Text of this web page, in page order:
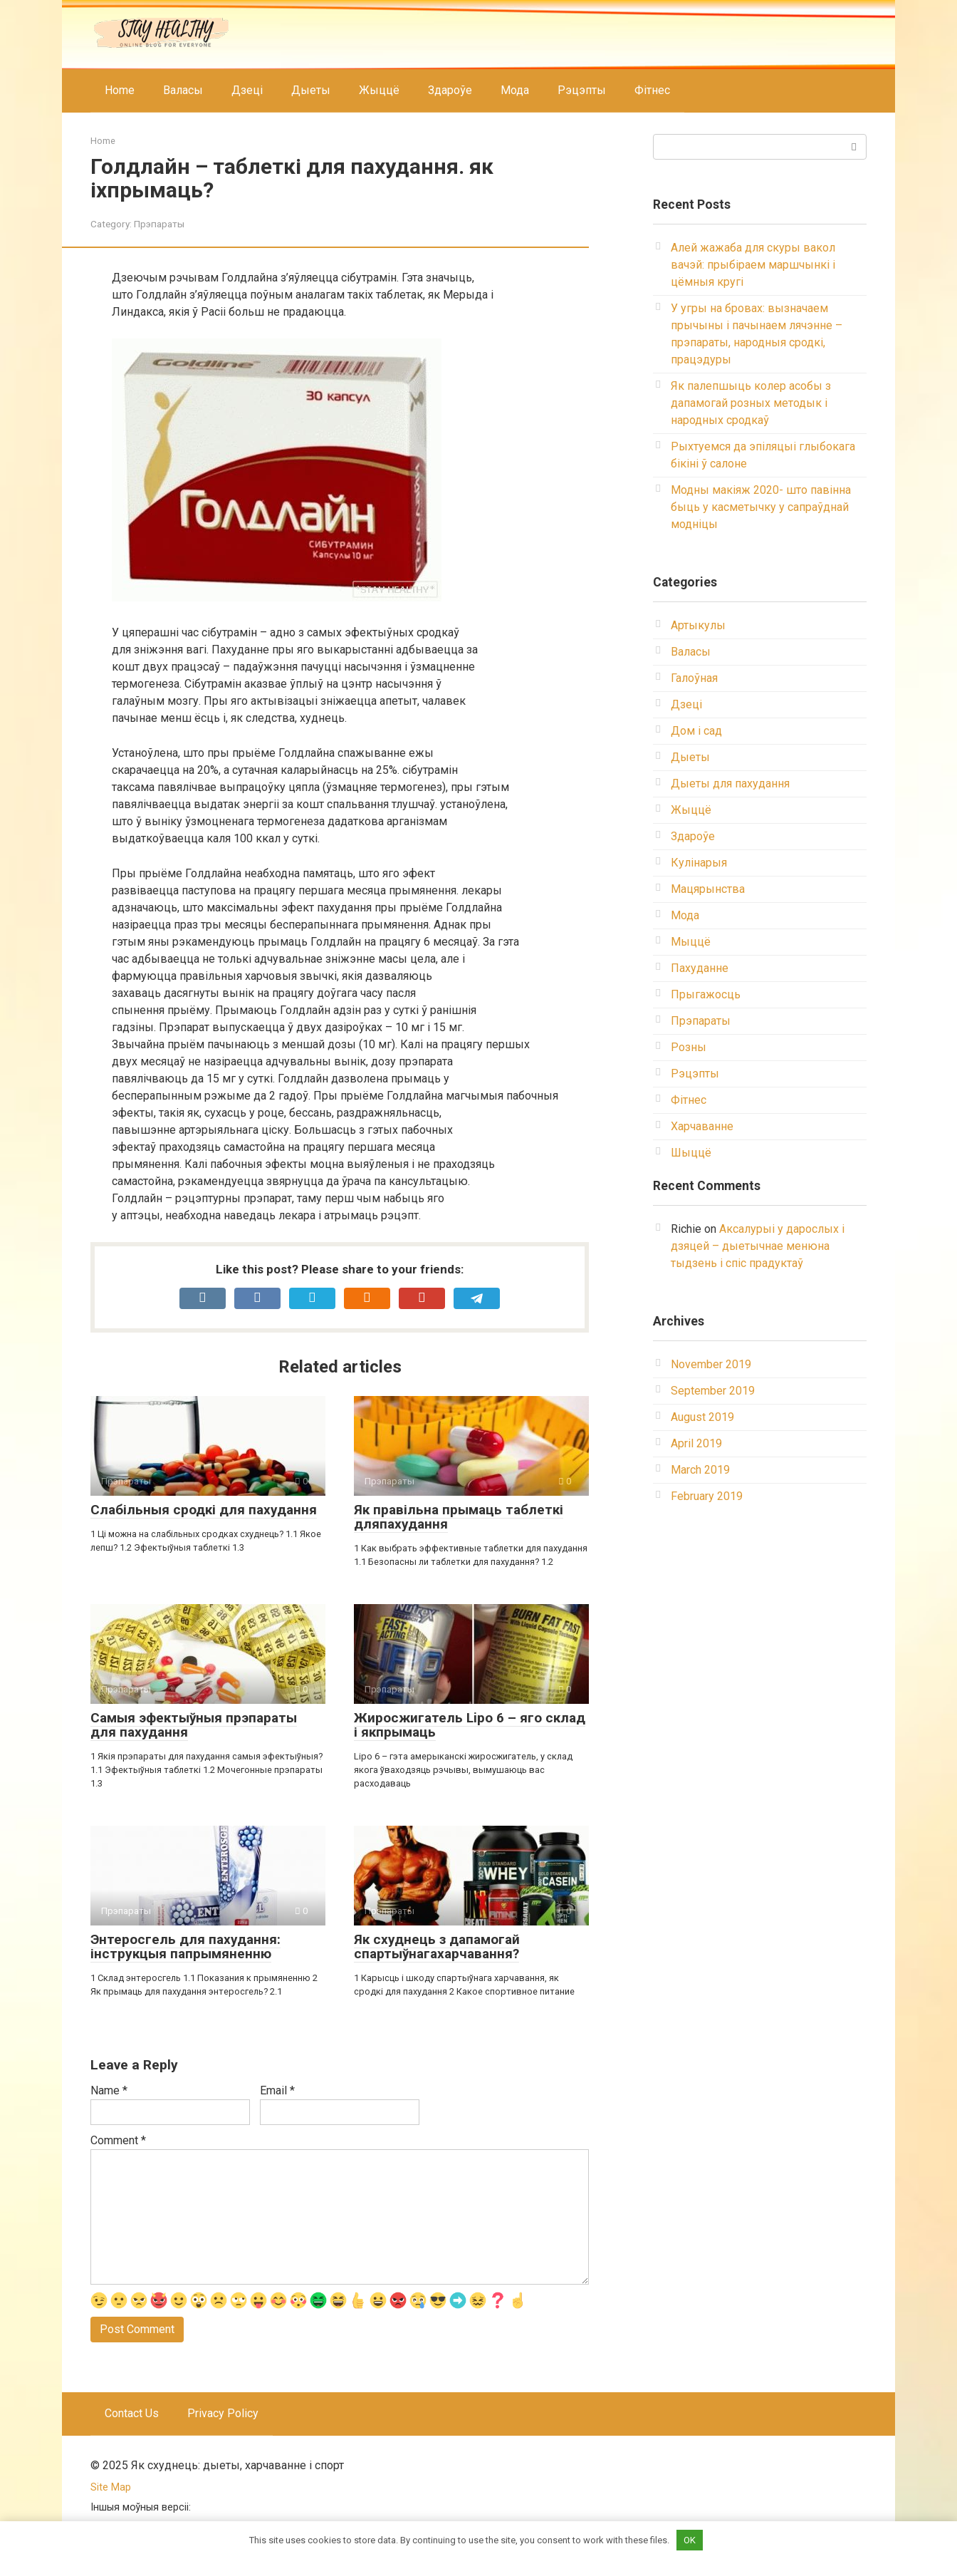
Home Валасы Дзеці Дыеты Жыццё Здароўе Мода Рэцэпты Фітнес
Home
Голдлайн – таблеткі для пахудання. як
іхпрымаць?
Category: Прэпараты
Дзеючым рэчывам Голдлайна з’яўляецца сібутрамін. Гэта значыць,
што Голдлайн з’яўляецца поўным аналагам такіх таблетак, як Мерыда і
Линдакса, якія ў Расіі больш не прадаюцца.
У цяперашні час сібутрамін – адно з самых эфектыўных сродкаў
для зніжэння вагі. Пахуданне пры яго выкарыстанні адбываецца за
кошт двух працэсаў – падаўжэння пачуцці насычэння і ўзмацненне
термогенеза. Сібутрамін аказвае ўплыў на цэнтр насычэння ў
галаўным мозгу. Пры яго актывізацыі зніжаецца апетыт, чалавек
пачынае менш ёсць і, як следства, худнець.
Устаноўлена, што пры прыёме Голдлайна спажыванне ежы
скарачаецца на 20%, а сутачная каларыйнасць на 25%. сібутрамін
таксама павялічвае выпрацоўку цяпла (ўзмацняе термогенез), пры гэтым
павялічваецца выдатак энергіі за кошт спальвання тлушчаў. устаноўлена,
што ў выніку ўзмоцненага термогенеза дадаткова арганізмам
выдаткоўваецца каля 100 ккал у суткі.
Пры прыёме Голдлайна неабходна памятаць, што яго эфект
развіваецца паступова на працягу першага месяца прымянення. лекары
адзначаюць, што максімальны эфект пахудання пры прыёме Голдлайна
назіраецца праз тры месяцы бесперапыннага прымянення. Аднак пры
гэтым яны рэкамендуюць прымаць Голдлайн на працягу 6 месяцаў. За гэта
час адбываецца не толькі адчувальнае зніжэнне масы цела, але і
фармуюцца правільныя харчовыя звычкі, якія дазваляюць
захаваць дасягнуты вынік на працягу доўгага часу пасля
спынення прыёму. Прымаюць Голдлайн адзін раз у суткі ў ранішнія
гадзіны. Прэпарат выпускаецца ў двух дазіроўках – 10 мг і 15 мг.
Звычайна прыём пачынаюць з меншай дозы (10 мг). Калі на працягу першых
двух месяцаў не назіраецца адчувальны вынік, дозу прэпарата
павялічваюць да 15 мг у суткі. Голдлайн дазволена прымаць у
бесперапынным рэжыме да 2 гадоў. Пры прыёме Голдлайна магчымыя пабочныя
эфекты, такія як, сухасць у роце, бессань, раздражняльнасць,
павышэнне артэрыяльнага ціску. Большасць з гэтых пабочных
эфектаў праходзяць самастойна на працягу першага месяца
прымянення. Калі пабочныя эфекты моцна выяўленыя і не праходзяць
самастойна, рэкамендуецца звярнуцца да ўрача па кансультацыю.
Голдлайн – рэцэптурны прэпарат, таму перш чым набыць яго
у аптэцы, неабходна наведаць лекара і атрымаць рэцэпт.
Like this post? Please share to your friends:
Related articles
Прэпараты 0
Слабільныя сродкі для пахудання
1 Ці можна на слабільных сродках схуднець? 1.1 Якое
лепш? 1.2 Эфектыўныя таблеткі 1.3
Прэпараты 0
Як правільна прымаць таблеткі
дляпахудання
1 Как выбрать эффективные таблетки для пахудання
1.1 Безопасны ли таблетки для пахудання? 1.2
Прэпараты 0
Самыя эфектыўныя прэпараты
для пахудання
1 Якія прэпараты для пахудання самыя эфектыўныя?
1.1 Эфектыўныя таблеткі 1.2 Мочегонные прэпараты
1.3
Прэпараты 0
Жиросжигатель Lipo 6 – яго склад
і якпрымаць
Lipo 6 – гэта амерыканскі жиросжигатель, у склад
якога ўваходзяць рэчывы, вымушаюць вас
расходаваць
Прэпараты 0
Энтеросгель для пахудання:
інструкцыя папрымяненню
1 Склад энтеросгель 1.1 Показания к прымяненню 2
Як прымаць для пахудання энтеросгель? 2.1
Прэпараты 0
Як схуднець з дапамогай
спартыўнагахарчавання?
1 Карысць і шкоду спартыўнага харчавання, як
сродкі для пахудання 2 Какое спортивное питание
Leave a Reply
Name * Email *
Comment *
Recent Posts
Алей жажаба для скуры вакол
вачэй: прыбіраем маршчынкі і
цёмныя кругі
У угры на бровах: вызначаем
прычыны і пачынаем лячэнне –
прэпараты, народныя сродкі,
працэдуры
Як палепшыць колер асобы з
дапамогай розных методык і
народных сродкаў
Рыхтуемся да эпіляцыі глыбокага
бікіні ў салоне
Модны макіяж 2020- што павінна
быць у касметычку у сапраўднай
модніцы
Categories
Артыкулы
Валасы
Галоўная
Дзеці
Дом і сад
Дыеты
Дыеты для пахудання
Жыццё
Здароўе
Кулінарыя
Мацярынства
Мода
Мыццё
Пахуданне
Прыгажосць
Прэпараты
Розны
Рэцэпты
Фітнес
Харчаванне
Шыццё
Recent Comments
Richie on Аксалурыі у дарослых і
дзяцей – дыетычнае менюна
тыдзень і спіс прадуктаў
Archives
November 2019
September 2019
August 2019
April 2019
March 2019
February 2019
Contact Us Privacy Policy
© 2025 Як схуднець: дыеты, харчаванне і спорт
Site Map
Іншыя моўныя версіі:
This site uses cookies to store data. By continuing to use the site, you consent to work with these files. OK